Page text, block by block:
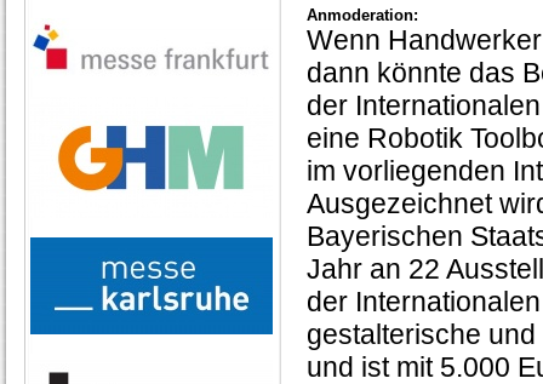
Anmoderation:
Wenn
dann könnte das
der
eine Robotik
im vorliegenden
Ausgezeichnet
Bayerischen
Jahr an 22
der
gestalterische
und ist mit 5.000